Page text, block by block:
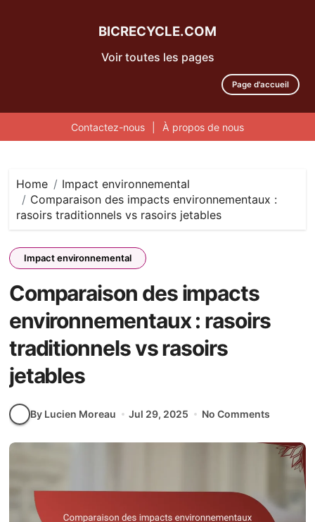
Voir toutes les pages
BICRECYCLE.COM
Page d'accueil
Contactez-nous À propos de nous
content
Home
Impact environnemental
Comparaison des impacts environnementaux :
rasoirs traditionnels vs rasoirs jetables
Impact environnemental
Comparaison des impacts
environnementaux : rasoirs
traditionnels vs rasoirs
jetables
By Lucien Moreau Jul 29, 2025 No Comments